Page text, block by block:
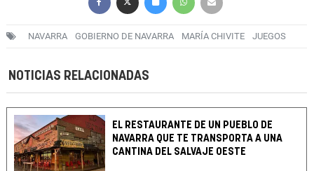
NAVARRA GOBIERNO DE NAVARRA MARÍA CHIVITE JUEGOS
NOTICIAS RELACIONADAS
EL RESTAURANTE DE UN PUEBLO DE
NAVARRA QUE TE TRANSPORTA A UNA
CANTINA DEL SALVAJE OESTE